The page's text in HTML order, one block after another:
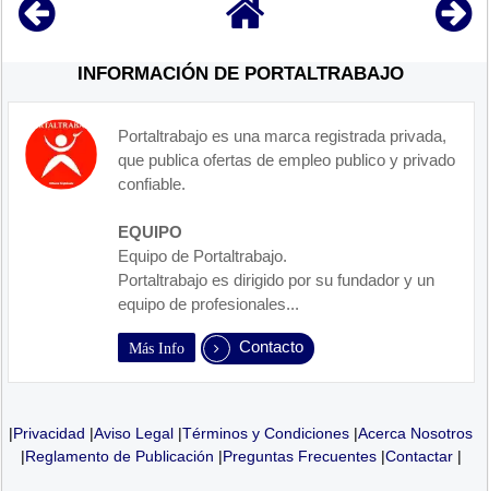
INFORMACIÓN DE PORTALTRABAJO
Portaltrabajo es una marca registrada privada,
que publica ofertas de empleo publico y privado
confiable.
EQUIPO
Equipo de Portaltrabajo.
Portaltrabajo es dirigido por su fundador y un
equipo de profesionales...
Más Info Contacto
|Privacidad |Aviso Legal |Términos y Condiciones |Acerca Nosotros
|Reglamento de Publicación |Preguntas Frecuentes|Contactar|